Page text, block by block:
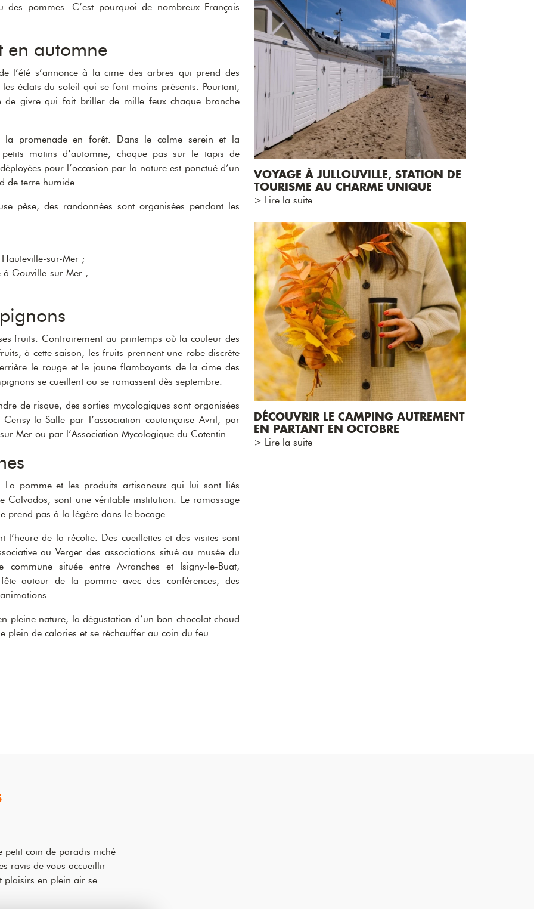
pommes. C’est pourquoi de nombreux Français
en automne
l’été s’annonce à la cime des arbres qui prend des
éclats du soleil qui se font moins présents. Pourtant,
de givre qui fait briller de mille feux chaque branche
la promenade en forêt. Dans le calme serein et la
matins d’automne, chaque pas sur le tapis de
pour l’occasion par la nature est ponctué d’un
de terre humide.
pèse, des randonnées sont organisées pendant les
sur-Mer ;
à Gouville-sur-Mer ;
fruits. Contrairement au printemps où la couleur des
à cette saison, les fruits prennent une robe discrète
le rouge et le jaune flamboyants de la cime des
se cueillent ou se ramassent dès septembre.
de risque, des sorties mycologiques sont organisées
la-Salle par l’association coutançaise Avril, par
Mer ou par l’Association Mycologique du Cotentin.
La pomme et les produits artisanaux qui lui sont liés
Calvados, sont une véritable institution. Le ramassage
prend pas à la légère dans le bocage.
l’heure de la récolte. Des cueillettes et des visites sont
au Verger des associations situé au musée du
commune située entre Avranches et Isigny-le-Buat,
autour de la pomme avec des conférences, des
pleine nature, la dégustation d’un bon chocolat chaud
plein de calories et se réchauffer au coin du feu.
VOYAGE À JULLOUVILLE, STATION DE
TOURISME AU CHARME UNIQUE
> Lire la suite
DÉCOUVRIR LE CAMPING AUTREMENT
EN PARTANT EN OCTOBRE
> Lire la suite
petit coin de paradis niché
ravis de vous accueillir
plaisirs en plein air se